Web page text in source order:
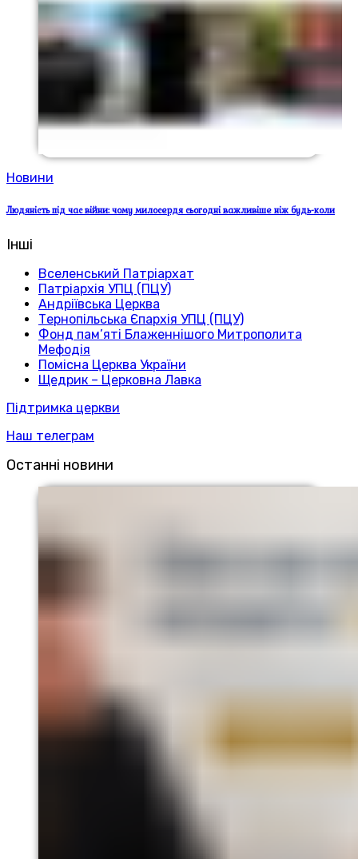
Новини
Людяність під час війни: чому милосердя сьогодні важливіше ніж будь-коли
Інші
Вселенський Патріархат
Патріархія УПЦ (ПЦУ)
Андріївська Церква
Тернопільська Єпархія УПЦ (ПЦУ)
Фонд пам’яті Блаженнішого Митрополита
Мефодія
Помісна Церква України
Щедрик – Церковна Лавка
Підтримка церкви
Наш телеграм
Останні новини